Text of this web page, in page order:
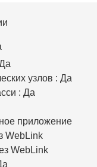
узлов : Да
: Да
приложение
WebLink
WebLink